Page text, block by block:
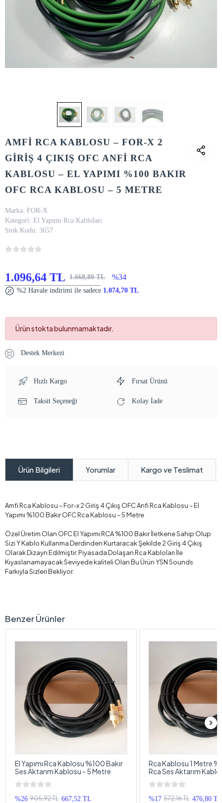
AMFİ RCA KABLOSU – FOR-X 2
GİRİŞ 4 ÇIKIŞ OFC ANFİ RCA
KABLOSU – EL YAPIMI %100 BAKIR
OFC RCA KABLOSU – 5 METRE
Marka: FOR-X
Kategori: El Yapımı Rca Kabloları
Stok Kodu: 3657
1.096,64 TL 1.668,80 TL %34
%2 Havale indirimi ile sadece 1.074,70 TL
Ürün stokta bulunmamaktadır.
Destek Merkezi
Hızlı Kargo Fırsat Ürünü
Taksit Seçeneği Kolay İade
Ürün Bilgileri Yorumlar Kargo ve Teslimat
Amfi Rca Kablosu – For-x 2 Giriş 4 Çıkış OFC Anfi Rca Kablosu – El
Yapımı %100 Bakır OFC Rca Kablosu – 5 Metre
Özel Üretim Olan OFC El Yapımı RCA %100 Bakır İletkene Sahip Olup
Sizi Y Kablo Kullanma Derdinden Kurtaracak Şekilde 2 Giriş 4 Çıkış
Olarak Dizayn Edilmiştir. Piyasada Dolaşan Rca Kabloları İle
Kıyaslanamayacak Seviyede kaliteli Olan Bu Ürün YSN Sounds
Farkıyla Sizleri Bekliyor.
Benzer Ürünler
El Yapımı Rca Kablosu %100 Bakır
Ses Aktarım Kablosu - 5 Metre
%26 905,92 TL 667,52 TL
Rca Kablosu 1 Metre
Rca Ses Aktarım
1 Metre
%17 572,16 TL 476,80